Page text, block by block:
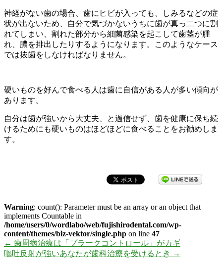
神経がない歯の場合、歯にヒビが入っても、しみるなどの症
状が出ないため、自分で気づかないうちに歯が真っ二つに割
れてしまい、割れた部分から細菌感染を起こして歯茎が腫
れ、膿を排出したりするようになります。このようなケース
では抜歯をしなければなりません。
硬いものを好んで食べる人は歯に自信がある人が多い傾向が
あります。
自分は歯が強いから大丈夫、と過信せず、歯を健康に保ち続
けるためにも硬いものはほどほどに食べることをお勧めしま
す。
Warning: count(): Parameter must be an array or an object that
implements Countable in
/home/users/0/wordlabo/web/fujishirodental.com/wp-
content/themes/biz-vektor/single.php on line 47
← 歯周病治療は「プラークコントロール」がカギ
嘔吐反射が強いあなたが歯科治療を受けるとき →